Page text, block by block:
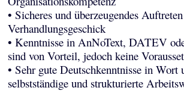
• Sicheres und überzeugendes
Verhandlungsgeschick
• Kenntnisse in AnNoText, DATEV
sind von Vorteil, jedoch keine
• Sehr gute Deutschkenntnisse in
selbstständige und strukturierte